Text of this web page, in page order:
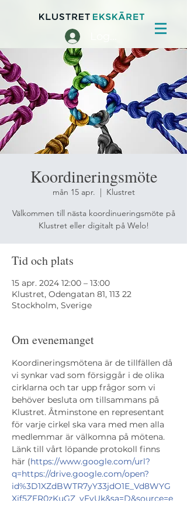
Koordineringsmöte
mån 15 apr.
  |
Klustret
Välkommen till nästa koordinueringsmöte på
Klustret eller digitalt på Welo!
Tid och plats
15 apr. 2024 12:00 – 13:00
Klustret, Odengatan 81, 113 22
Stockholm, Sverige
Om evenemanget
Koordineringsmötena är de tillfällen då
vi synkar vad som försiggår i de olika
cirklarna och tar upp frågor som vi
behöver besluta om tillsammans på
Klustret. Åtminstone en representant
för varje cirkel ska vara med men alla
medlemmar är välkomna på mötena.
Länk till vårt löpande protokoll finns
här (https://www.google.com/url?
q=https://drive.google.com/open?
id%3D1XZdBWTR7yY33jdO1E_Vd8WYG
Xjf5ZER0zKuGZ_yFvUk&sa=D&source=e